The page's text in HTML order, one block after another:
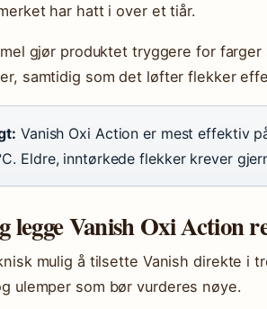
har hatt i over et tiår.
gjør produktet tryggere for
samtidig som det løfter flekker
Vanish Oxi Action er mest effektiv
Eldre, inntørkede flekker krever
legge Vanish Oxi Action
mulig å tilsette Vanish direkte i
ulemper som bør vurderes nøye.